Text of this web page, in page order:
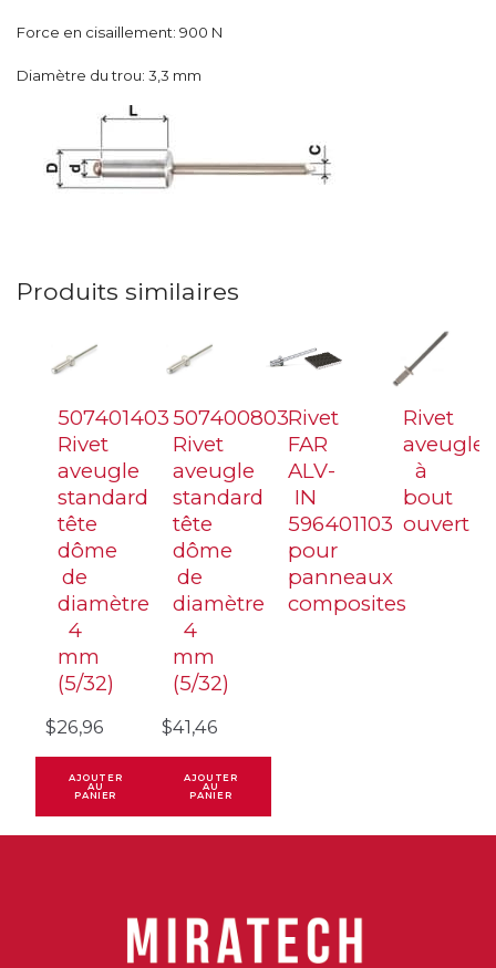
Force en cisaillement: 900 N
Diamètre du trou: 3,3 mm
Produits similaires
507401403
Rivet
aveugle
standard
tête
dôme
de
diamètre
4
mm
(5/32)
$26,96
AJOUTER
AU
PANIER
507400803
Rivet
aveugle
standard
tête
dôme
de
diamètre
4
mm
(5/32)
$41,46
AJOUTER
AU
PANIER
Rivet
FAR
ALV-
IN
596401103
pour
panneaux
composites
Rivet
aveugle
à
bout
ouvert